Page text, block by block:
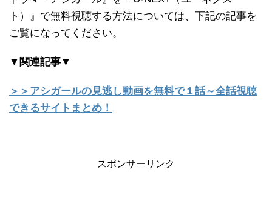
ト）』で無料視聴する方法については、下記の記事を
ご覧になってください。
▼関連記事▼
＞＞アシガールの見逃し動画を無料で１話～全話視聴
できるサイトまとめ！
スポンサーリンク